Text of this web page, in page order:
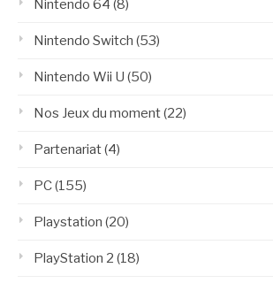
Nintendo 64 (8)
Nintendo Switch (53)
Nintendo Wii U (50)
Nos Jeux du moment(22)
Partenariat(4)
PC(155)
Playstation (20)
PlayStation 2 (18)